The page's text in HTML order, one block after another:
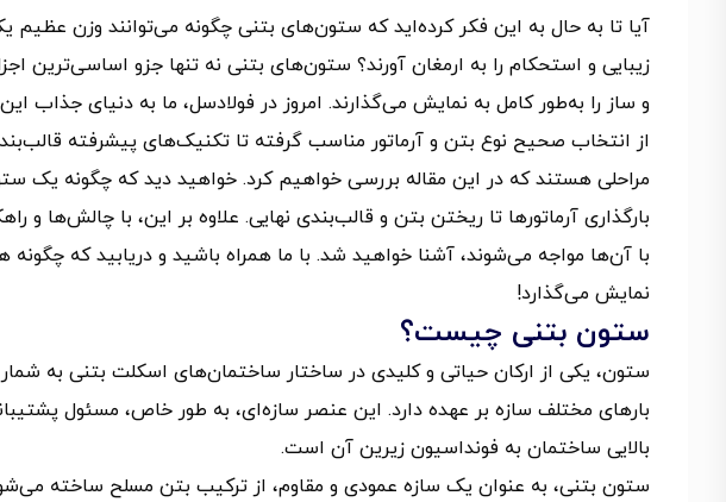
آیا تا به حال به این فکر کرده‌اید که ستون‌های بتنی چگونه می‌توانند وزن
زیبایی و استحکام را به ارمغان آورند؟ ستون‌های بتنی نه تنها جزو اساسی‌ترین
و ساز را به‌طور کامل به نمایش می‌گذارند. امروز در فولادسل، ما به دنیای جذاب
از انتخاب صحیح نوع بتن و آرماتور مناسب گرفته تا تکنیک‌های پیشرفته
مراحلی هستند که در این مقاله بررسی خواهیم کرد. خواهید دید که چگونه یک
بارگذاری آرماتورها تا ریختن بتن و قالب‌بندی نهایی. علاوه بر این، با چالش‌ها و
با آن‌ها مواجه می‌شوند، آشنا خواهید شد. با ما همراه باشید و دریابید که
نمایش می‌گذارد!
ستون بتنی چیست؟
ستون، یکی از ارکان حیاتی و کلیدی در ساختار ساختمان‌های اسکلت بتنی به
بارهای مختلف سازه بر عهده دارد. این عنصر سازه‌ای، به طور خاص، مسئول
بالایی ساختمان به فونداسیون زیرین آن است.
ستون بتنی، به عنوان یک سازه عمودی و مقاوم، از ترکیب بتن مسلح ساخته